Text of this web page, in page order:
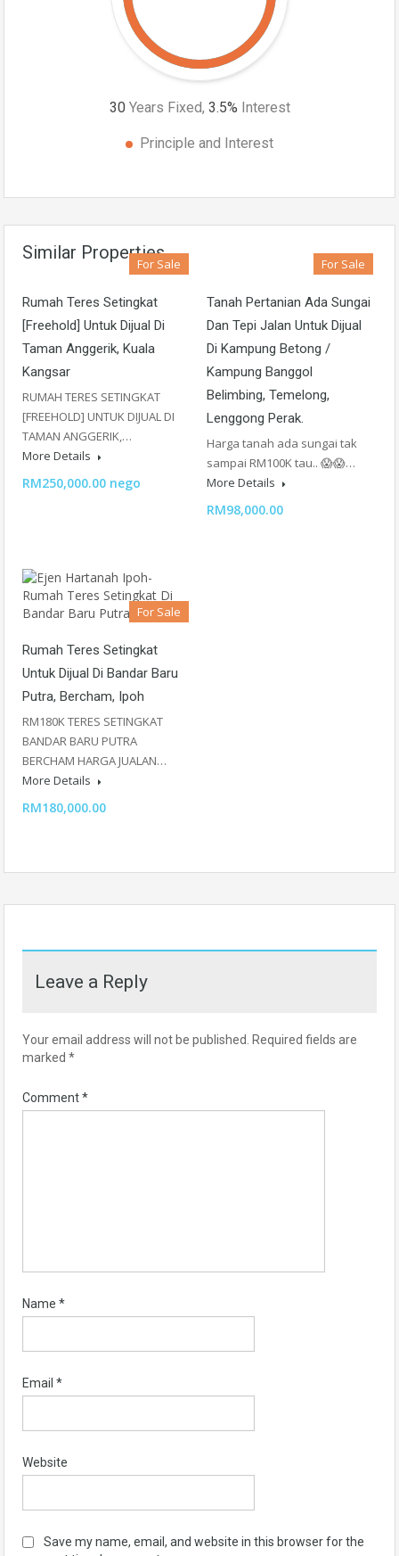
30 Years Fixed, 3.5% Interest
Principle and Interest
Similar Properties
For Sale
Rumah Teres Setingkat
[Freehold] Untuk Dijual Di
Taman Anggerik, Kuala
Kangsar
RUMAH TERES SETINGKAT
[FREEHOLD] UNTUK DIJUAL DI
TAMAN ANGGERIK,…
More Details
RM250,000.00 nego
For Sale
Tanah Pertanian Ada Sungai
Dan Tepi Jalan Untuk Dijual
Di Kampung Betong /
Kampung Banggol
Belimbing, Temelong,
Lenggong Perak.
Harga tanah ada sungai tak
sampai RM100K tau.. 😱😱…
More Details
RM98,000.00
For Sale
Rumah Teres Setingkat
Untuk Dijual Di Bandar Baru
Putra, Bercham, Ipoh
RM180K TERES SETINGKAT
BANDAR BARU PUTRA
BERCHAM HARGA JUALAN…
More Details
RM180,000.00
Leave a Reply
Your email address will not be published.
Required fields are
marked *
Comment*
Name *
Email *
Website
Save my name, email, and website in this browser for the